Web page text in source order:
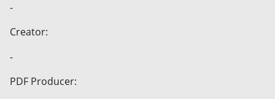
-
Creator:
-
PDF Producer: